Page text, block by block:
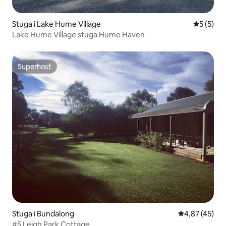
Stuga i Lake Hume Village 5 av 5 i
5 (5)
Lake Hume Village stuga Hume Haven
Superhost
Superhost
Stuga i Bundalong 4,87 av 5 i
4,87 (45)